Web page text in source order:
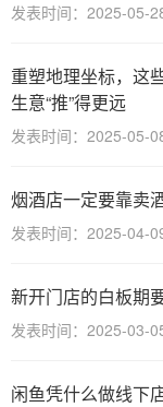
发表时间：2025-05-
重塑地理坐标，这
生意“推”得更远
发表时间：2025-05-
烟酒店一定要靠卖
发表时间：2025-04-
新开门店的白板期
发表时间：2025-03-
闲鱼凭什么做线下